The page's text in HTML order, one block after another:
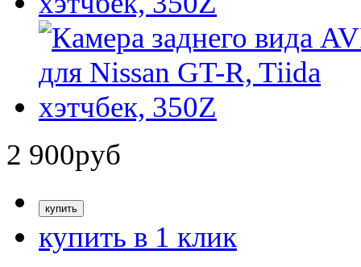
2 900руб
купить в 1 клик